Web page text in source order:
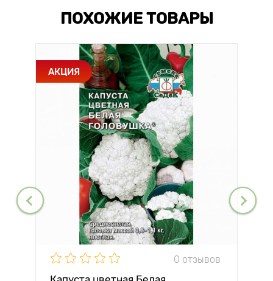
ПОХОЖИЕ ТОВАРЫ
АКЦИЯ
0 отзывов